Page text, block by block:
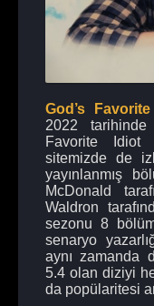
God’s
2022
Favorite Idiot
sitemizde de
yayınlanmış
McDonald
Waldron
sezonu 8
senaryo
aynı zamanda
5.4 olan diziyi
da popülaritesi